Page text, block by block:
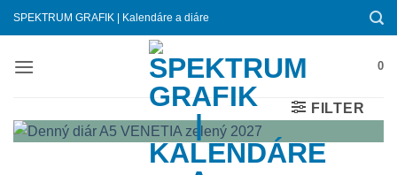
Skip
to
SPEKTRUM GRAFIK | Kalendáre a diáre
0
FILTER